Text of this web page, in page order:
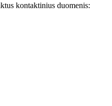
kontaktinius duomenis: